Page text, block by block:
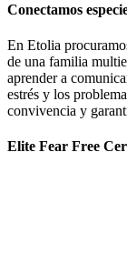
Conectamos
En Etolia
de una familia
aprender a
estrés y los
convivencia y
Elite Fear Free